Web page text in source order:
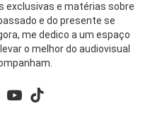
exclusivas e matérias sobre
e do presente se
me dedico a um espaço
o melhor do audiovisual
youtube